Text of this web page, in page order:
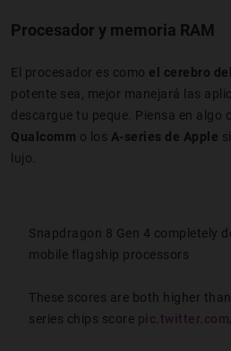
Procesador y memoria RAM
El procesador es como el cerebro
potente sea, mejor manejará las
descargue tu peque. Piensa en algo
Qualcomm o los A-series de Apple
lujo.
Snapdragon 8 Gen 4 completely
mobile flagship processors
These scores are both higher
series chips score